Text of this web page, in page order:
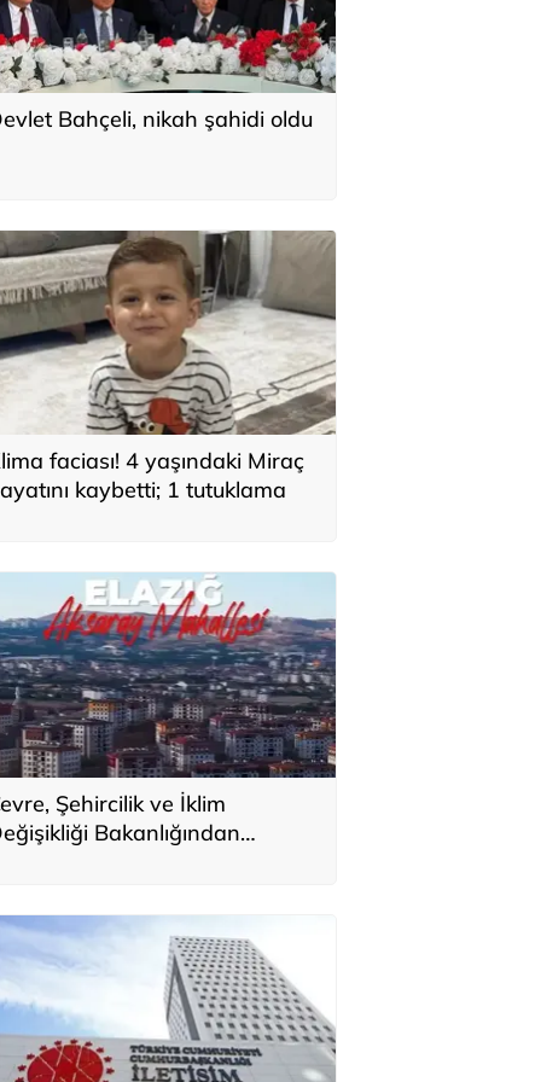
Bahçeli, nikah şahidi oldu
faciası! 4 yaşındaki Miraç
kaybetti; 1 tutuklama
Şehircilik ve İklim
Bakanlığından